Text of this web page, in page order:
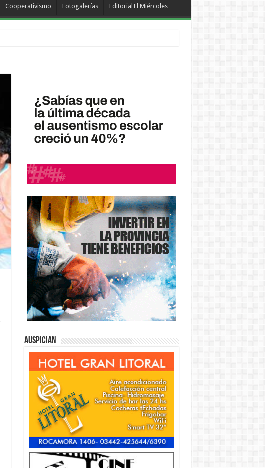
Cooperativismo Fotogalerías Editorial El Miércoles
Auspician